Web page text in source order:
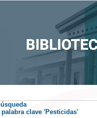
clave 'Pesticidas'